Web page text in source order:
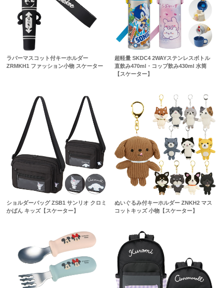
ラバーマスコット付キーホルダー
ZRMKH1 ファッション小物 スケーター
超軽量 SKDC4 2WAYステンレスボトル
直飲み470ml・コップ飲み430ml 水筒
【スケーター】
ショルダーバッグ ZSB1 サンリオ クロミ
かばん キッズ【スケーター】
ぬいぐるみ付キーホルダー ZNKH2 マス
コットキッズ 小物【スケーター】